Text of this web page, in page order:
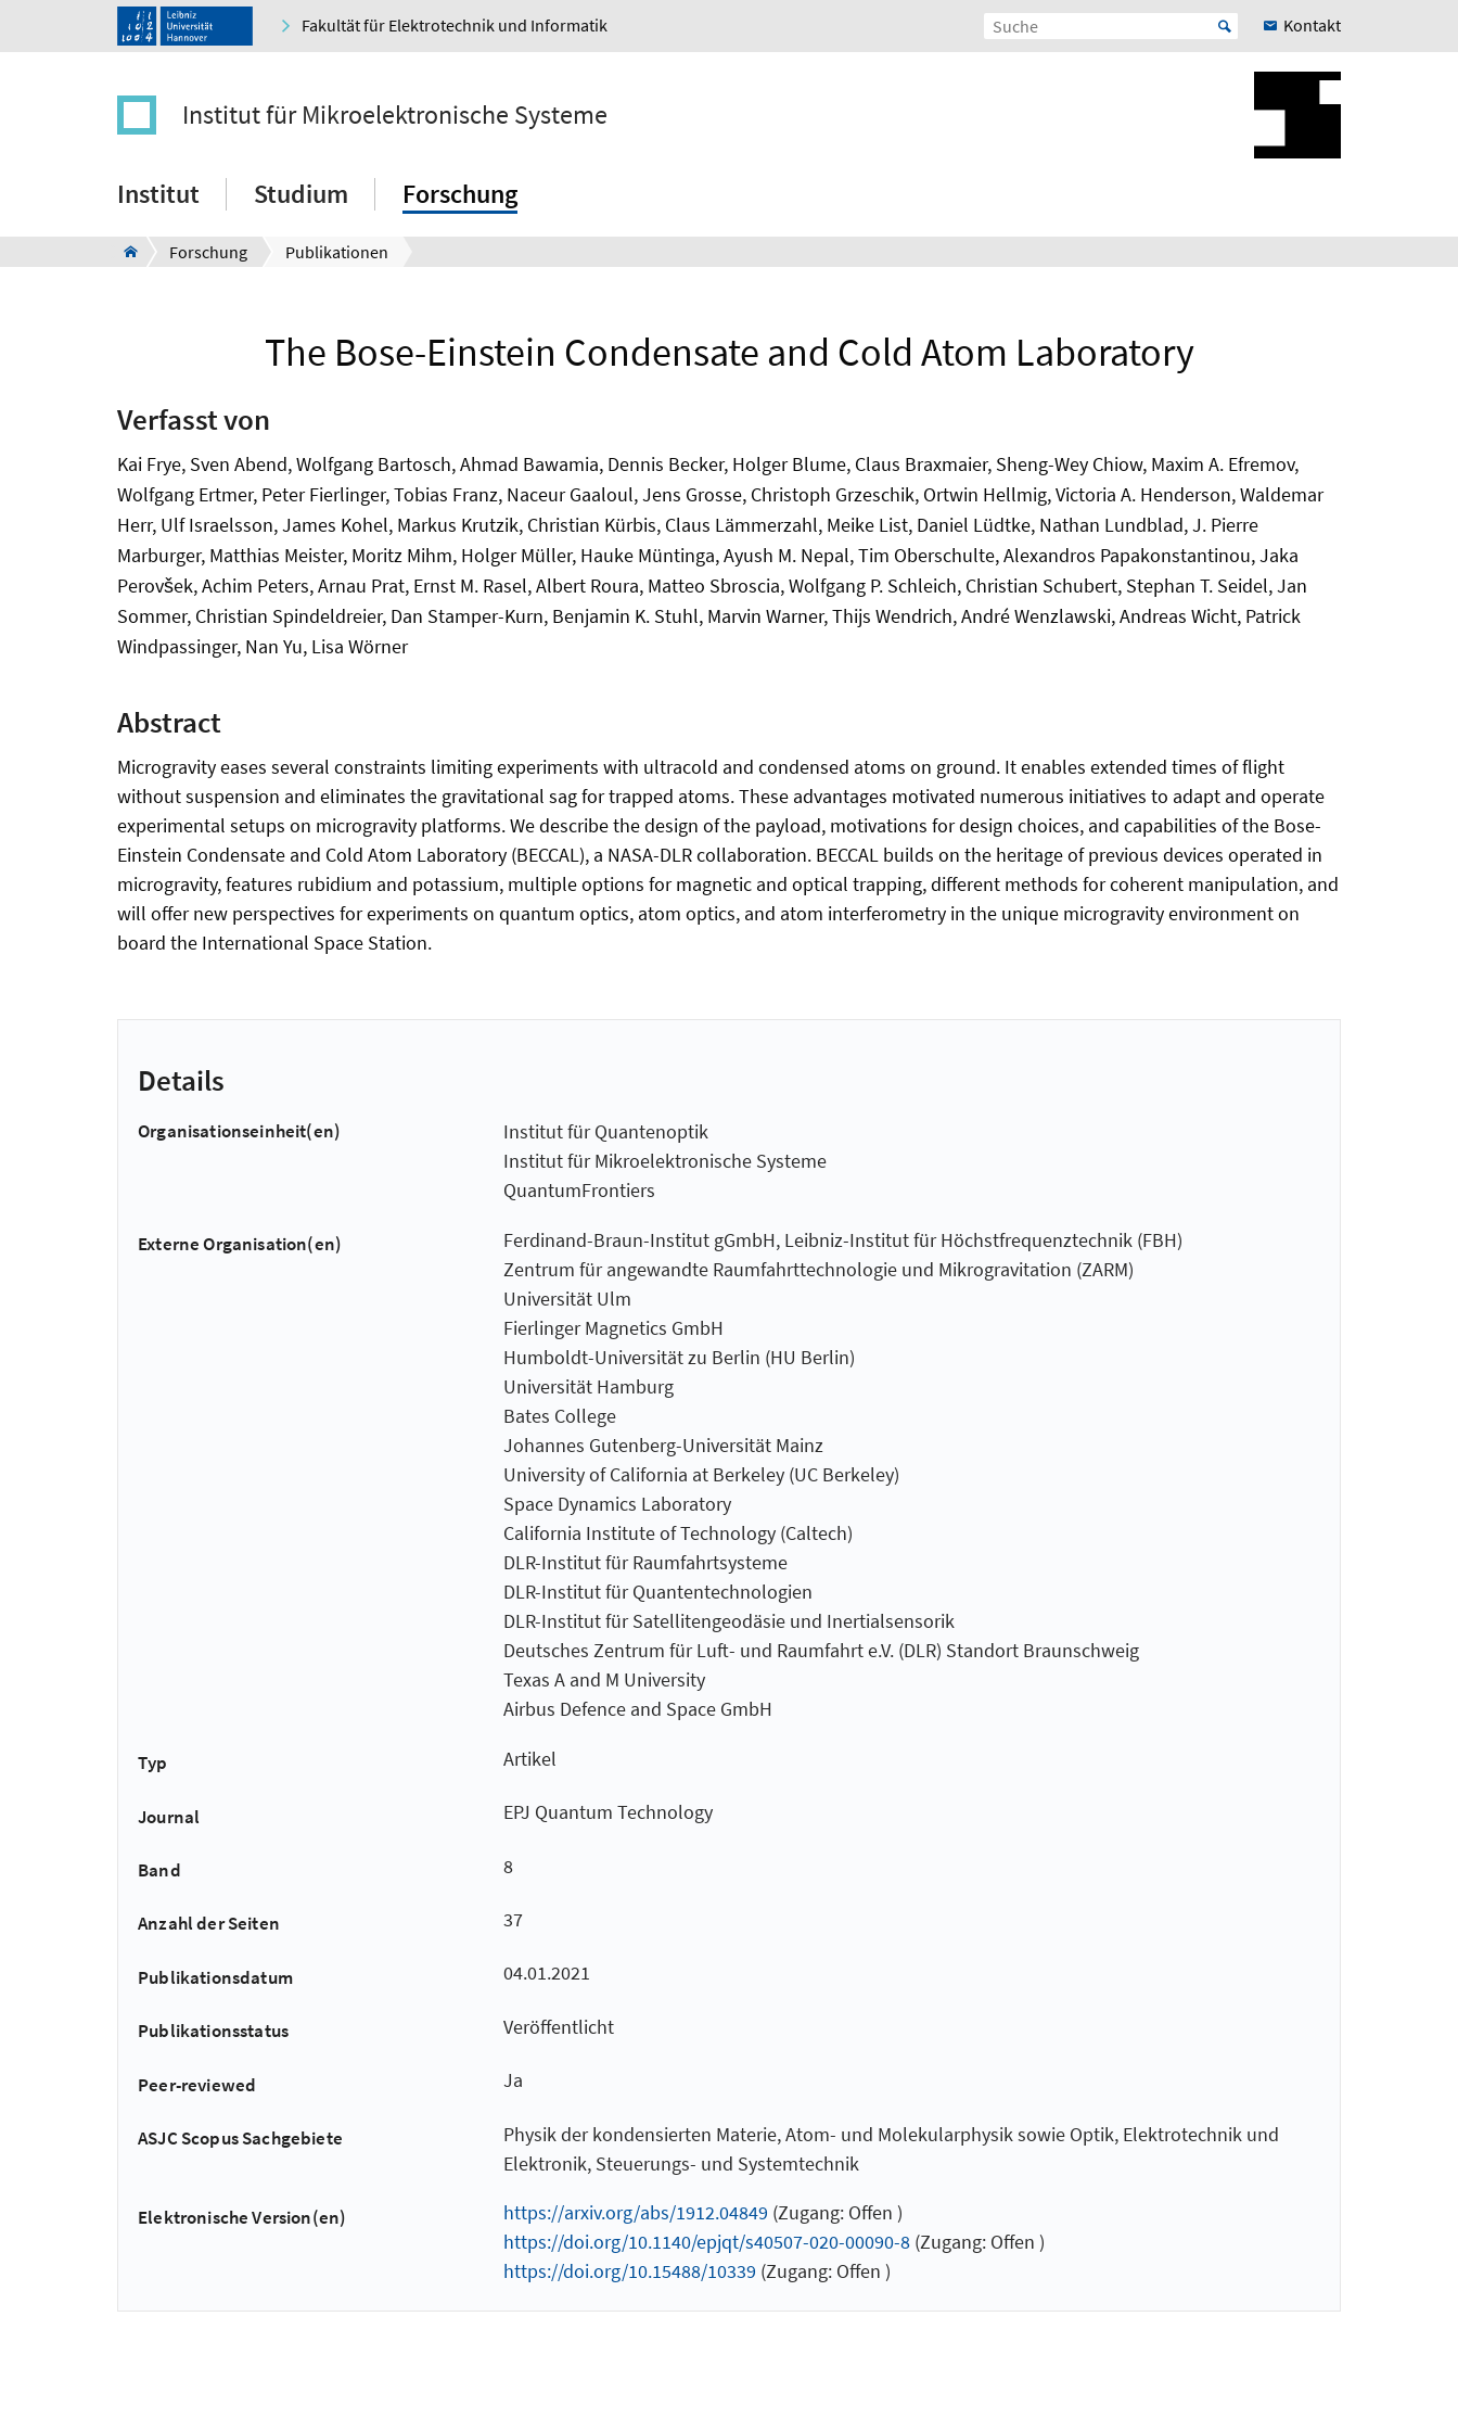
Fakultät für Elektrotechnik und Informatik Kontakt
Institut für Mikroelektronische Systeme
Institut Studium Forschung
Forschung Publikationen
The Bose-Einstein Condensate and Cold Atom Laboratory
Verfasst von
Kai Frye, Sven Abend, Wolfgang Bartosch, Ahmad Bawamia, Dennis Becker, Holger Blume, Claus Braxmaier, Sheng-Wey Chiow, Maxim A. Efremov,
Wolfgang Ertmer, Peter Fierlinger, Tobias Franz, Naceur Gaaloul, Jens Grosse, Christoph Grzeschik, Ortwin Hellmig, Victoria A. Henderson, Waldemar
Herr, Ulf Israelsson, James Kohel, Markus Krutzik, Christian Kürbis, Claus Lämmerzahl, Meike List, Daniel Lüdtke, Nathan Lundblad, J. Pierre
Marburger, Matthias Meister, Moritz Mihm, Holger Müller, Hauke Müntinga, Ayush M. Nepal, Tim Oberschulte, Alexandros Papakonstantinou, Jaka
Perovšek, Achim Peters, Arnau Prat, Ernst M. Rasel, Albert Roura, Matteo Sbroscia, Wolfgang P. Schleich, Christian Schubert, Stephan T. Seidel, Jan
Sommer, Christian Spindeldreier, Dan Stamper-Kurn, Benjamin K. Stuhl, Marvin Warner, Thijs Wendrich, André Wenzlawski, Andreas Wicht, Patrick
Windpassinger, Nan Yu, Lisa Wörner
Abstract
Microgravity eases several constraints limiting experiments with ultracold and condensed atoms on ground. It enables extended times of flight
without suspension and eliminates the gravitational sag for trapped atoms. These advantages motivated numerous initiatives to adapt and operate
experimental setups on microgravity platforms. We describe the design of the payload, motivations for design choices, and capabilities of the Bose-
Einstein Condensate and Cold Atom Laboratory (BECCAL), a NASA-DLR collaboration. BECCAL builds on the heritage of previous devices operated in
microgravity, features rubidium and potassium, multiple options for magnetic and optical trapping, different methods for coherent manipulation, and
will offer new perspectives for experiments on quantum optics, atom optics, and atom interferometry in the unique microgravity environment on
board the International Space Station.
Details
Organisationseinheit(en)
Institut für Quantenoptik
Institut für Mikroelektronische Systeme
QuantumFrontiers
Externe Organisation(en)
Ferdinand-Braun-Institut gGmbH, Leibniz-Institut für Höchstfrequenztechnik (FBH)
Zentrum für angewandte Raumfahrt­technologie und Mikro­gravitation (ZARM)
Universität Ulm
Fierlinger Magnetics GmbH
Humboldt-Universität zu Berlin (HU Berlin)
Universität Hamburg
Bates College
Johannes Gutenberg-Universität Mainz
University of California at Berkeley (UC Berkeley)
Space Dynamics Laboratory
California Institute of Technology (Caltech)
DLR-Institut für Raumfahrtsysteme
DLR-Institut für Quantentechnologien
DLR-Institut für Satellitengeodäsie und Inertialsensorik
Deutsches Zentrum für Luft- und Raumfahrt e.V. (DLR) Standort Braunschweig
Texas A and M University
Airbus Defence and Space GmbH
Typ Artikel
Journal EPJ Quantum Technology
Band 8
Anzahl der Seiten 37
Publikationsdatum 04.01.2021
Publikationsstatus Veröffentlicht
Peer-reviewed Ja
ASJC Scopus Sachgebiete
Physik der kondensierten Materie, Atom- und Molekularphysik sowie Optik, Elektrotechnik und
Elektronik, Steuerungs- und Systemtechnik
Elektronische Version(en) https://arxiv.org/abs/1912.04849 (Zugang: Offen )
https://doi.org/10.1140/epjqt/s40507-020-00090-8(Zugang: Offen )
https://doi.org/10.15488/10339 (Zugang: Offen )